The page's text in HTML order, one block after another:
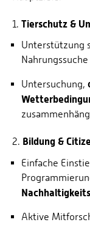
1. Tierschutz &
Unterstützung
Untersuchung,
2. Bildung &
Einfache
Aktive